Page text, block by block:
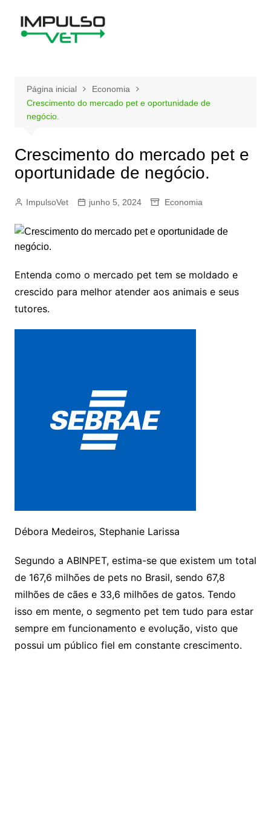
Página inicial
Economia
Crescimento do mercado pet e oportunidade de
negócio.
Crescimento do mercado pet e
oportunidade de negócio.
ImpulsoVet junho 5, 2024 Economia
Entenda como o mercado pet tem se moldado e
crescido para melhor atender aos animais e seus
tutores.
Débora Medeiros, Stephanie Larissa
Segundo a ABINPET, estima-se que existem um total
de 167,6 milhões de pets no Brasil, sendo 67,8
milhões de cães e 33,6 milhões de gatos. Tendo
isso em mente, o segmento pet tem tudo para estar
sempre em funcionamento e evolução, visto que
possui um público fiel em constante crescimento.